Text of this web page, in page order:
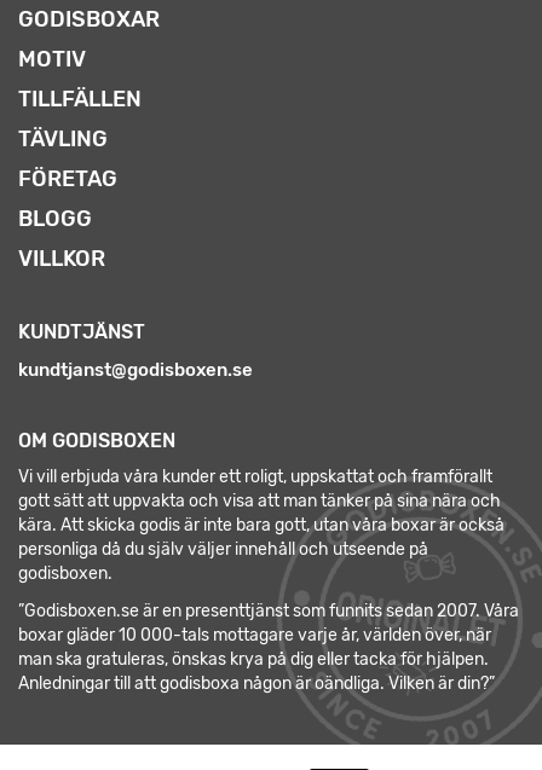
GODISBOXAR
MOTIV
TILLFÄLLEN
TÄVLING
FÖRETAG
BLOGG
VILLKOR
KUNDTJÄNST
kundtjanst@godisboxen.se
OM GODISBOXEN
Vi vill erbjuda våra kunder ett roligt, uppskattat och framförallt
gott sätt att uppvakta och visa att man tänker på sina nära och
kära. Att skicka godis är inte bara gott, utan våra boxar är också
personliga då du själv väljer innehåll och utseende på
godisboxen.
”Godisboxen.se är en presenttjänst som funnits sedan 2007. Våra
boxar gläder 10 000-tals mottagare varje år, världen över, när
man ska gratuleras, önskas krya på dig eller tacka för hjälpen.
Anledningar till att godisboxa någon är oändliga. Vilken är din?”